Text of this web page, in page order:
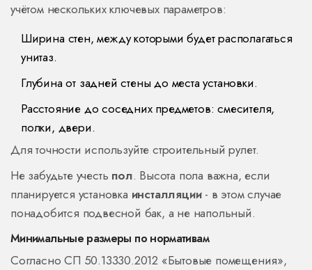
учётом нескольких ключевых параметров:
Ширина стен, между которыми будет располагаться
унитаз.
Глубина от задней стены до места установки.
Расстояние до соседних предметов: смесителя,
полки, двери.
Для точности используйте строительный рулет.
Не забудьте учесть пол. Высота пола важна, если
планируется установка инсталляции- в этом случае
понадобится подвесной бак, а не напольный.
Минимальные размеры по нормативам
Согласно СП 50.13330.2012 «Бытовые помещения»,